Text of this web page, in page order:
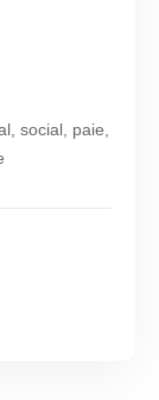
social, paie,